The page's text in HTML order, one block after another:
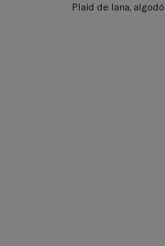
Plaid de lana,